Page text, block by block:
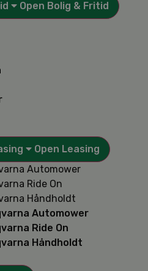
Open Bolig & Fritid
Open Leasing
Automower
Ride On
Håndholdt
Automower
Ride On
Håndholdt